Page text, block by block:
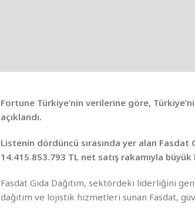
Fortune Türkiye’nin verilerine göre,
açıklandı.
Listenin dördüncü sırasında yer alan Fasdat
14.415.853.793 TL net satış rakamıyla
Fasdat Gıda Dağıtım, sektördeki liderliğini
dağıtım ve lojistik hizmetleri sunan Fasdat,